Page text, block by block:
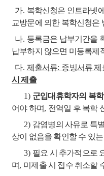
가. 복학신청은 인트라넷
교방문에 의한 복학신청은
나. 등록금은 납부기간을
납부하지 않으면 미등록제
다. 제출서류: 증빙서류 제
시 제출
1) 군입대휴학자의 복학
어야 하며, 전역일 후 복학
2) 감염병의 사유로 특
상이 없음을 확인할 수 있
3) 필요 시 추가적으로
며, 미제출 시 접수 취소할